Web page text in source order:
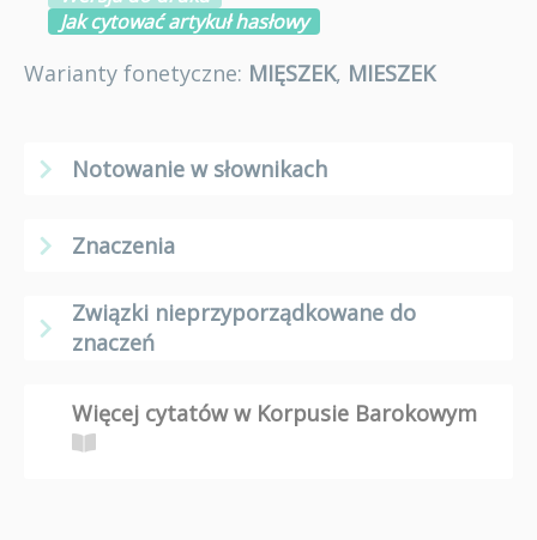
Jak cytować artykuł hasłowy
Warianty fonetyczne: MIĘSZEK, MIESZEK
Notowanie w słownikach
Znaczenia
Związki nieprzyporządkowane do
znaczeń
Więcej cytatów w Korpusie Barokowym